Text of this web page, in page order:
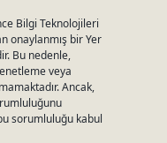
Bilgi Teknolojileri
onaylanmış bir Yer
Bu nedenle,
veya
Ancak,
sorumluluğu kabul